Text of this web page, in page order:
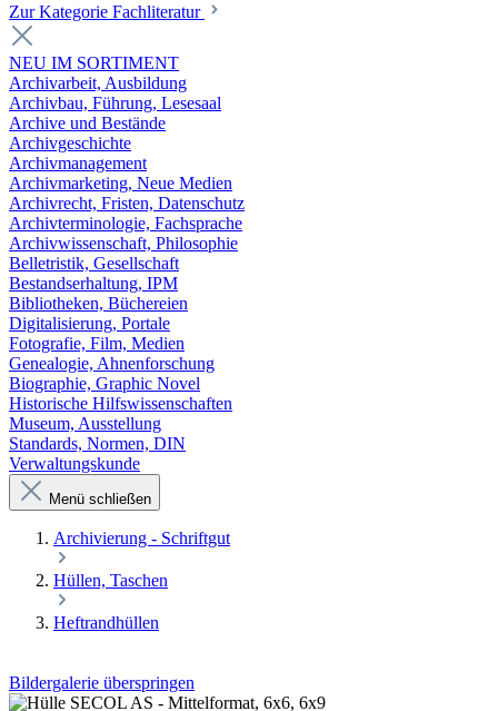
Zur Kategorie Fachliteratur
NEU IM SORTIMENT
Archivarbeit, Ausbildung
Archivbau, Führung, Lesesaal
Archive und Bestände
Archivgeschichte
Archivmanagement
Archivmarketing, Neue Medien
Archivrecht, Fristen, Datenschutz
Archivterminologie, Fachsprache
Archivwissenschaft, Philosophie
Belletristik, Gesellschaft
Bestandserhaltung, IPM
Bibliotheken, Büchereien
Digitalisierung, Portale
Fotografie, Film, Medien
Genealogie, Ahnenforschung
Biographie, Graphic Novel
Historische Hilfswissenschaften
Museum, Ausstellung
Standards, Normen, DIN
Verwaltungskunde
Menü schließen
Archivierung - Schriftgut
Hüllen, Taschen
Heftrandhüllen
Bildergalerie überspringen